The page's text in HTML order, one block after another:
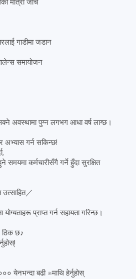
मात्रा जाँच
गाडीमा जडान
समायोजन
अवस्थामा पुग्न लगभग आधा वर्ष लाग्छ।
अभ्यास गर्न सकिन्छ!
कर्मचारीसँगै गर्ने हुँदा सुरक्षित
उत्साहित／
प्राप्त गर्न सहायता गरिन्छ।
ठिक छ♪
येनभन्दा बढी ※माथि हेर्नुहोस्